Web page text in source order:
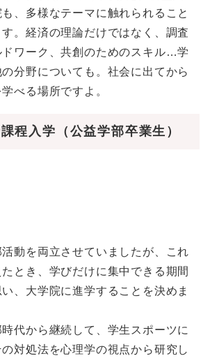
、多様なテーマに触れられること
。経済の理論だけではなく、調査
ワーク、共創のためのスキル…学
分野についても。社会に出てから
べる場所ですよ。
程入学（公益学部卒業生）
動を両立させていましたが、これ
とき、学びだけに集中できる期間
、大学院に進学することを決めま
代から継続して、学生スポーツに
対処法を心理学の視点から研究し